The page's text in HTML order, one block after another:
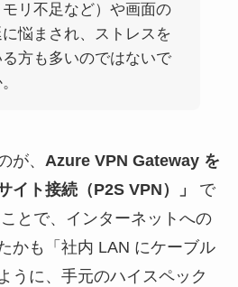
モリ不足など）や画面の
悩まされ、ストレスを
方も多いのではないで
が、 Azure VPN Gateway を
イト接続（P2S VPN）」
で
とで、インターネットへの
かも「社内 LAN にケーブル
うに、手元のハイスペック